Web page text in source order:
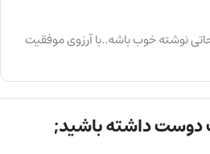
نوشته خوب باشه..با آرزوی موفقیت
داشته باشید;